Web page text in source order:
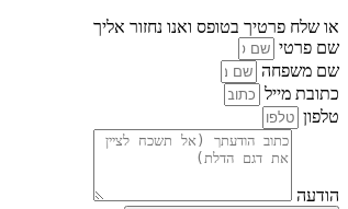
או שלח פרטיך בטופס ואנו נחזור אליך
שם פרטי
שם משפחה
כתובת מייל
טלפון
הודעה